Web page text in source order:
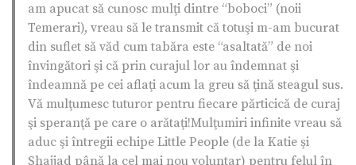
am apucat să cunosc mulţi dintre “boboci” (noii
Temerari), vreau să le transmit că totuşi m-am bucurat
din suflet să văd cum tabăra este “asaltată” de noi
învingători şi că prin curajul lor au îndemnat şi
îndeamnă pe cei aflaţi acum la greu să ţină steagul sus.
Vă mulţumesc tuturor pentru fiecare părticică de curaj
şi speranţă pe care o arătaţi!Mulţumiri infinite vreau să
aduc şi întregii echipe Little People (de la Katie şi
Shajjad până la cel mai nou voluntar) pentru felul în